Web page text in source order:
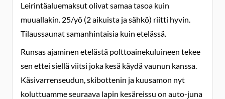
Leirintäaluemaksut olivat samaa tasoa kuin
muuallakin. 25/yö (2 aikuista ja sähkö) riitti hyvin.
Tilaussaunat samanhintaisia kuin etelässä.
Runsas ajaminen etelästä polttoainekuluineen tekee
sen ettei siellä viitsi joka kesä käydä vaunun kanssa.
Käsivarrenseudun, skibottenin ja kuusamon nyt
koluttuamme seuraava lapin kesäreissu on auto-juna